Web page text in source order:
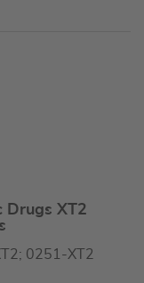
Drugs XT2
0251-XT2